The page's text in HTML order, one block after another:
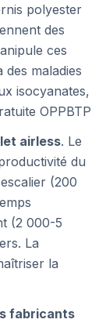
polyester
des
ces
maladies
isocyanates,
OPPBTP
airless. Le
du
(200
(2 000-5
La
la
fabricants